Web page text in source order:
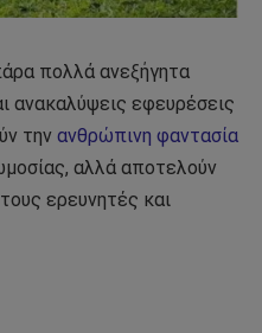
πολλά ανεξήγητα
ανακαλύψεις εφευρέσεις
την ανθρώπινη φαντασία
αλλά αποτελούν
ερευνητές και